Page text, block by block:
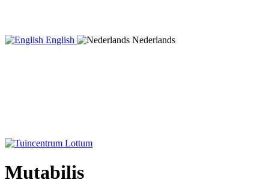
English Nederlands
Mutabilis